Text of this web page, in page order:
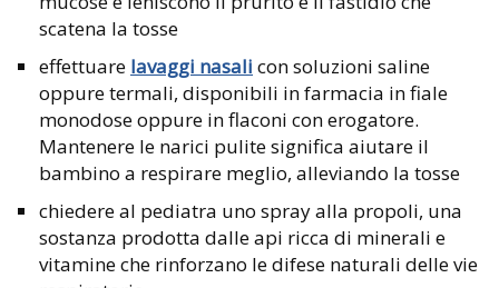
scatena la tosse
effettuare lavaggi nasali con soluzioni saline
oppure termali, disponibili in farmacia in fiale
monodose oppure in flaconi con erogatore.
Mantenere le narici pulite significa aiutare il
bambino a respirare meglio, alleviando la tosse
chiedere al pediatra uno spray alla propoli, una
sostanza prodotta dalle api ricca di minerali e
vitamine che rinforzano le difese naturali delle vie